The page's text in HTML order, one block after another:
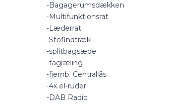
-Bagagerumsdækken
-Multifunktionsrat
-Læderrat
-Stofindtræk
-splitbagsæde
-tagræling
-fjernb. Centrallås
-4x el-ruder
-DAB Radio